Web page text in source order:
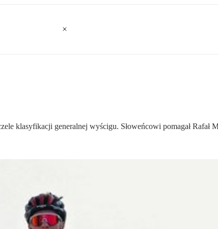
klasyfikacji generalnej wyścigu. Słoweńcowi pomagał Rafał